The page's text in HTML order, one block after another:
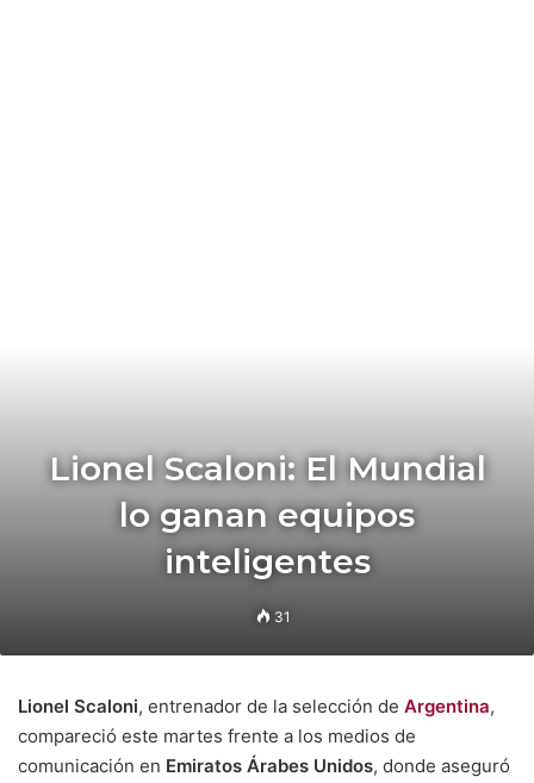
Lionel Scaloni: El Mundial
lo ganan equipos
inteligentes
31
Lionel Scaloni, entrenador de la selección de Argentina,
compareció este martes frente a los medios de
comunicación en Emiratos Árabes Unidos, donde aseguró